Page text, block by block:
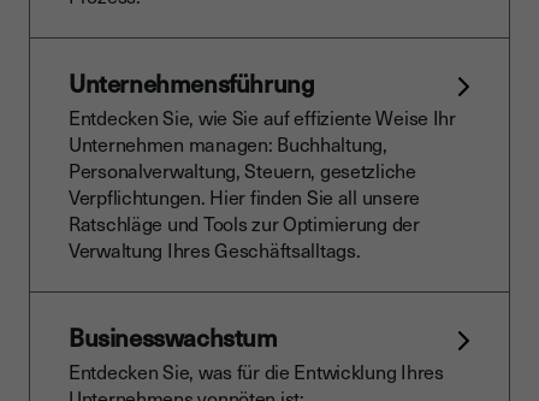
Unternehmensführung
Entdecken Sie, wie Sie auf effiziente Weise Ihr
Unternehmen managen: Buchhaltung,
Personalverwaltung, Steuern, gesetzliche
Verpflichtungen. Hier finden Sie all unsere
Ratschläge und Tools zur Optimierung der
Verwaltung Ihres Geschäftsalltags.
Businesswachstum
Entdecken Sie, was für die Entwicklung Ihres